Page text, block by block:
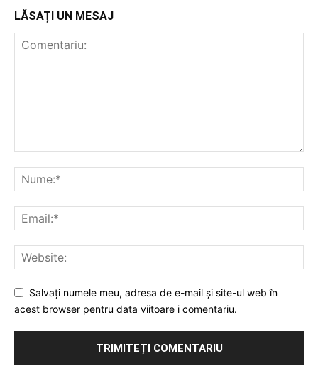
LĂSAȚI UN MESAJ
Salvați numele meu, adresa de e-mail și site-ul web în
acest browser pentru data viitoare i comentariu.